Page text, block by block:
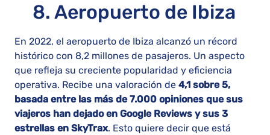
8. Aeropuerto de Ibiza
En 2022, el aeropuerto de Ibiza alcanzó un récord
histórico con 8,2 millones de pasajeros. Un aspecto
que refleja su creciente popularidad y eficiencia
operativa. Recibe una valoración de 4,1 sobre 5,
basada entre las más de 7.000 opiniones que sus
viajeros han dejado en Google Reviews y sus 3
estrellas en SkyTrax. Esto quiere decir que está